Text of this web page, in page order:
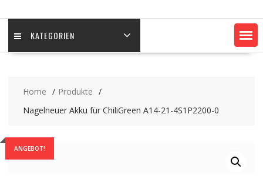
KATEGORIEN
Home
Produkte
Nagelneuer Akku für ChiliGreen A14-21-4S1P2200-0
ANGEBOT!